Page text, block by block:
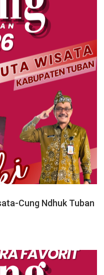
Cung Ndhuk Tuban